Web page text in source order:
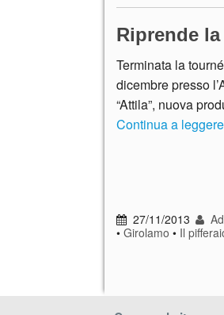
Riprende
Terminata la
dicembre presso
“Attila”, nuova
Continua a
27/11/2013
• Girolamo • Il